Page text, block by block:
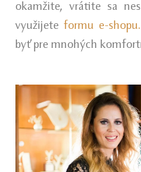
okamžite, vrátite sa
využijeteformu e-shopu.
byť pre mnohých